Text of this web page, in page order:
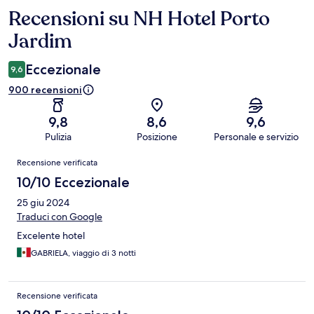
Recensioni
Recensioni su NH Hotel Porto
Jardim
9,6 Eccezionale
900 recensioni
9,8
Pulizia
8,6
Posizione
9,6
Personale e servizio
Recensioni
Recensione verificata
10/10 Eccezionale
25 giu 2024
Traduci con Google
Excelente hotel
GABRIELA, viaggio di 3 notti
Recensione verificata